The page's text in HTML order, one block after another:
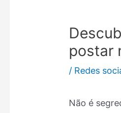
postar
/ Redes
Não é